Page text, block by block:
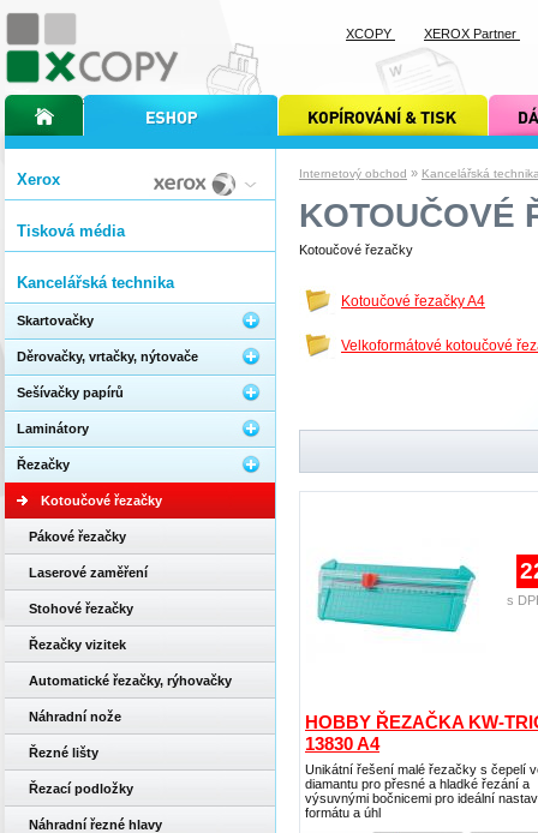
Internetový obchod » Kancelářská
KOTOUČOVÉ
Kotoučové řezačky
Kotoučové řezačky A4
Velkoformátové kotoučové
HOBBY ŘEZAČKA KW-
13830 A4
Unikátní řešení malé řezačky s čepelí
diamantu pro přesné a hladké řezání a
výsuvnými bočnicemi pro ideální
formátu a úhl
s
Xerox
Tisková média
Kancelářská technika
Skartovačky
Děrovačky, vrtačky, nýtovače
Sešívačky papírů
Laminátory
Řezačky
Kotoučové řezačky
Pákové řezačky
Laserové zaměření
Stohové řezačky
Řezačky vizitek
Automatické řezačky, rýhovačky
Náhradní nože
Řezné lišty
Řezací podložky
Náhradní řezné hlavy
úvodní stránka xcopyinternetový obchod xcopy kopírování a tisk xcopy dárkové
XCOPY XEROX Partner